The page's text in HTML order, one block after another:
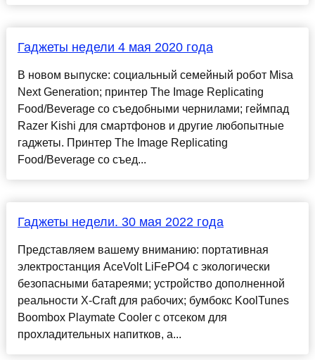
Гаджеты недели 4 мая 2020 года
В новом выпуске: социальный семейный робот Misa
Next Generation; принтер The Image Replicating
Food/Beverage со съедобными чернилами; геймпад
Razer Kishi для смартфонов и другие любопытные
гаджеты. Принтер The Image Replicating
Food/Beverage со съед...
Гаджеты недели. 30 мая 2022 года
Представляем вашему вниманию: портативная
электростанция AceVolt LiFePO4 с экологически
безопасными батареями; устройство дополненной
реальности X-Craft для рабочих; бумбокс KoolTunes
Boombox Playmate Cooler с отсеком для
прохладительных напитков, а...